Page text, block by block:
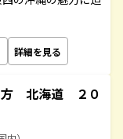
詳細を見る
方 北海道 ２０